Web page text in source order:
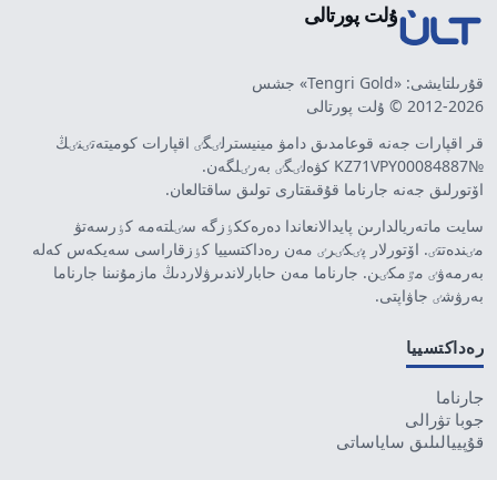
ۇلت پورتالى
قۇرىلتايشى: «Tengri Gold» جشس
2012-2026 © ۇلت پورتالى
قر اقپارات جەنە قوعامدىق دامۋ مينيسترلٸگٸ اقپارات كوميتەتٸنٸڭ
№KZ71VPY00084887 كۋەلٸگٸ بەرٸلگەن.
اۆتورلىق جەنە جارناما قۇقىقتارى تولىق ساقتالعان.
سايت ماتەريالدارىن پايدالانعاندا دەرەككٶزگە سٸلتەمە كٶرسەتۋ
مٸندەتتٸ. اۆتورلار پٸكٸرٸ مەن رەداكتسييا كٶزقاراسى سەيكەس كەلە
بەرمەۋٸ مٷمكٸن. جارناما مەن حابارلاندىرۋلاردىڭ مازمۇنىنا جارناما
بەرۋشٸ جاۋاپتى.
رەداكتسييا
جارناما
جوبا تۋرالى
قۇپييالىلىق ساياساتى